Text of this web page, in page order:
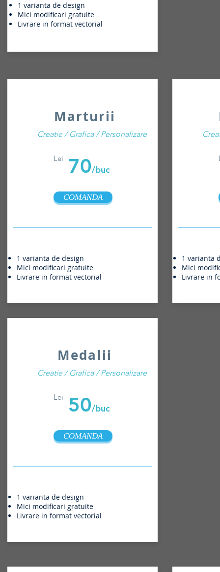
1 varianta de design
Mici modificari gratuite
Livrare in format vectorial
Marturii
Creatie / Grafica / Personalizare
70/buc
Lei
COMANDA
1 varianta de design
Mici modificari gratuite
Livrare in format vectorial
1 varianta
Mici
Livrare in
Medalii
Creatie / Grafica / Personalizare
50/buc
Lei
COMANDA
1 varianta de design
Mici modificari gratuite
Livrare in format vectorial